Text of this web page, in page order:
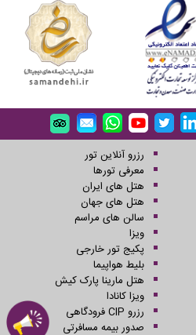
رزرو آنلاین تور
معرفی تورها
هتل های ایران
هتل های جهان
سالن های مراسم
ویزا
پکیج تور خارجی
بلیط هواپیما
هتل مارینا پارک کیش
ویزا کانادا
رزرو CIP فرودگاهی
صدور بیمه مسافرتی